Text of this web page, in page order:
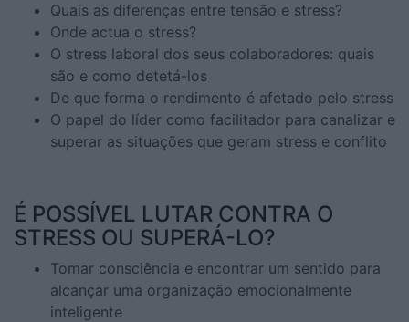
Quais as diferenças entre tensão e stress?
Onde actua o stress?
O stress laboral dos seus colaboradores: quais
são e como detetá-los
De que forma o rendimento é afetado pelo stress
O papel do líder como facilitador para canalizar e
superar as situações que geram stress e conflito
É POSSÍVEL LUTAR CONTRA O
STRESS OU SUPERÁ-LO?
Tomar consciência e encontrar um sentido para
alcançar uma organização emocionalmente
inteligente